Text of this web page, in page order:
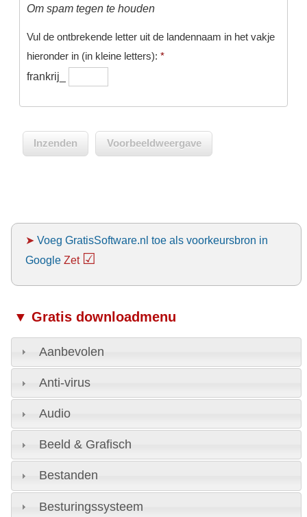
Om spam tegen te houden
Vul de ontbrekende letter uit de landennaam in het vakje
hieronder in (in kleine letters): *
frankrij_
➤ Voeg GratisSoftware.nl toe als voorkeursbron in
Google Zet ☑
▼ Gratis downloadmenu
Aanbevolen
Anti-virus
Audio
Beeld & Grafisch
Bestanden
Besturingssysteem